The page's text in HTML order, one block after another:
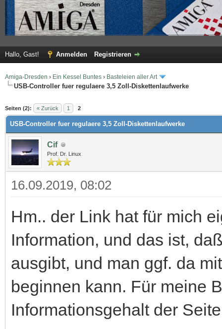
Hallo, Gast! Anmelden Registrieren
Amiga-Dresden › Ein Kessel Buntes › Basteleien aller Art
USB-Controller fuer regulaere 3,5 Zoll-Diskettenlaufwerke
Seiten (2): « Zurück 1 2
Durchschnitt
USB-Controller fuer regulaere 3,5 Zoll-Diskettenlaufwerke
Cif
Prof. Dr. Linux
16.09.2019, 08:02
Hm.. der Link hat für mich
Information, und das ist,
ausgibt, und man ggf. da
beginnen kann. Für meine
Informationsgehalt der